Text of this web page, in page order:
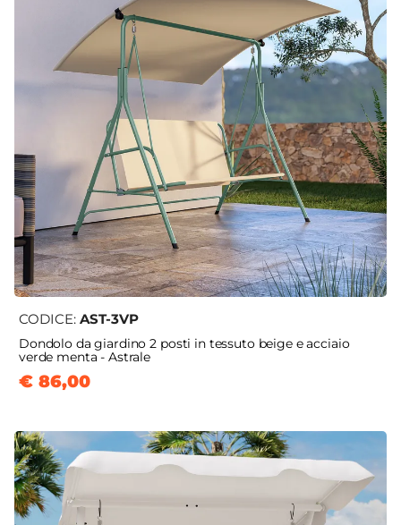
CODICE: AST-3VP
Dondolo da giardino 2 posti in tessuto beige e acciaio
verde menta - Astrale
€ 86,00